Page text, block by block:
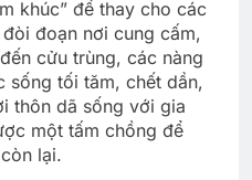
khúc” để thay cho các
đoạn nơi cung cấm,
cửu trùng, các nàng
sống tối tăm, chết dần,
thôn dã sống với gia
một tấm chồng để
lại.